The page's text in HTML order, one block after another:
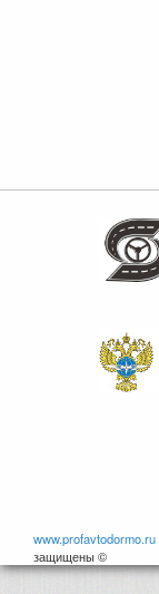
www.profavtodormo.ru
защищены ©